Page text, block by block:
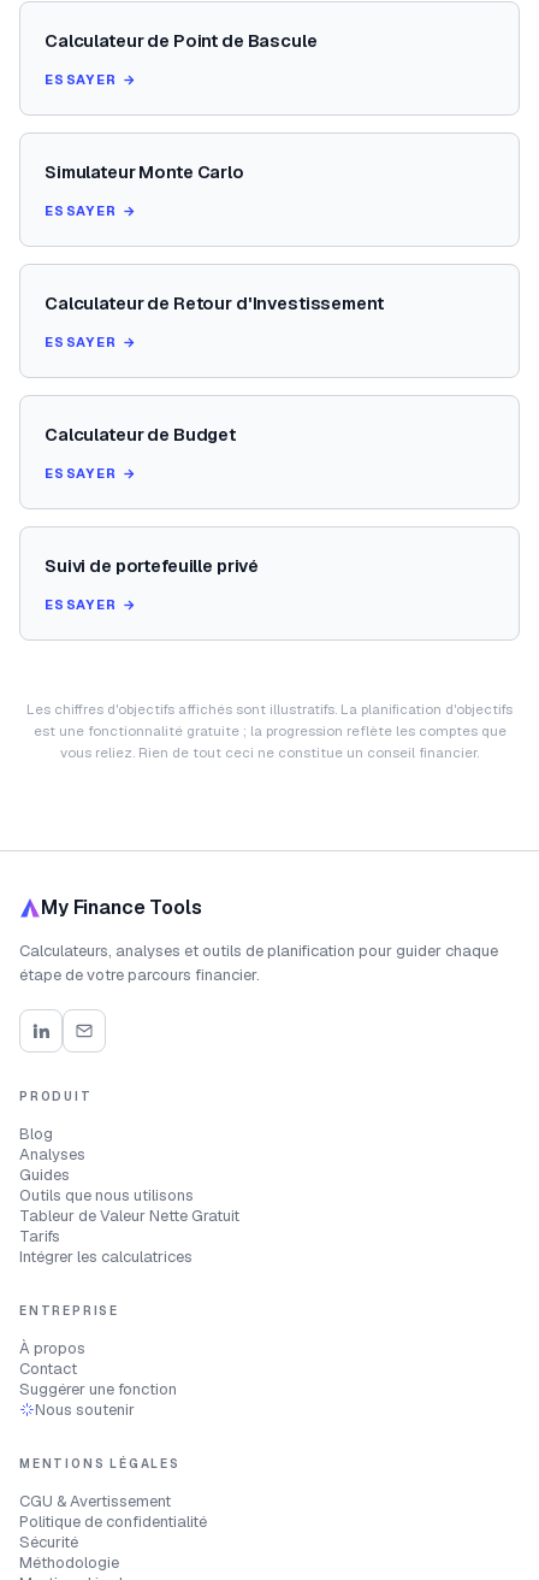
Calculateur de Point de Bascule
ESSAYER →
Simulateur Monte Carlo
ESSAYER →
Calculateur de Retour d'Investissement
ESSAYER →
Calculateur de Budget
ESSAYER →
Suivi de portefeuille privé
ESSAYER →
Les chiffres d'objectifs affichés sont illustratifs. La planification d'objectifs
est une fonctionnalité gratuite ; la progression reflète les comptes que
vous reliez. Rien de tout ceci ne constitue un conseil financier.
My Finance Tools
Calculateurs, analyses et outils de planification pour guider chaque
étape de votre parcours financier.
PRODUIT
Blog
Analyses
Guides
Outils que nous utilisons
Tableur de Valeur Nette Gratuit
Tarifs
Intégrer les calculatrices
ENTREPRISE
À propos
Contact
Suggérer une fonction
Nous soutenir
MENTIONS LÉGALES
CGU & Avertissement
Politique de confidentialité
Sécurité
Méthodologie